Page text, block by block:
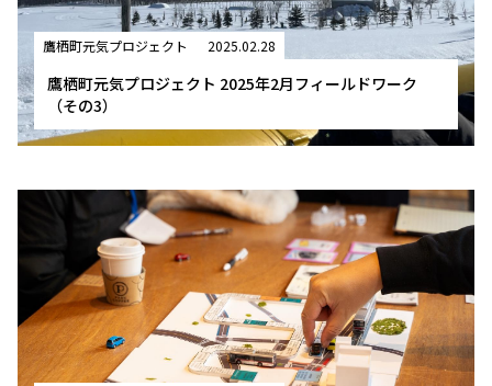
鷹栖町元気プロジェクト 2025.02.28
鷹栖町元気プロジェクト 2025年2月フィールドワーク
（その3）